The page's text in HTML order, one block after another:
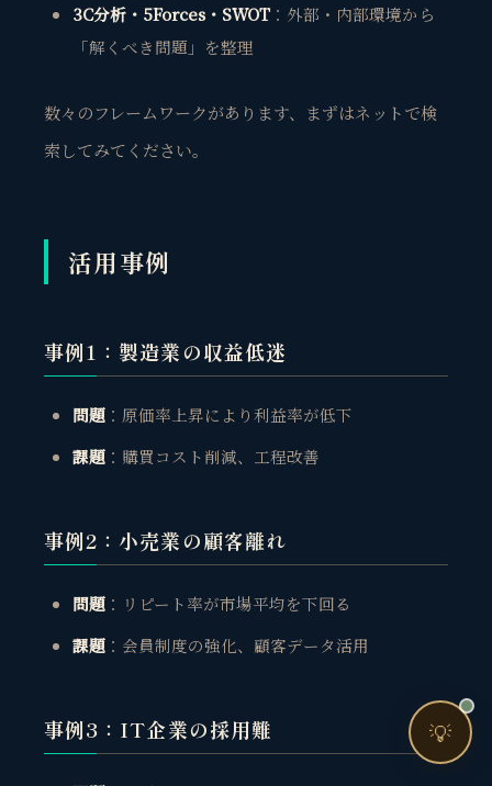
3C分析・5Forces・SWOT：外部・内部環境から
「解くべき問題」を整理
数々のフレームワークがあります、まずはネットで検
索してみてください。
活用事例
事例1：製造業の収益低迷
問題：原価率上昇により利益率が低下
課題：購買コスト削減、工程改善
事例2：小売業の顧客離れ
問題：リピート率が市場平均を下回る
課題：会員制度の強化、顧客データ活用
事例3：IT企業の採用難 💡
個人事業主・経営者・マーケターの方へ。
📈 利益を増やしたい
❤️ ファンを増やしたい
🔍 現状サイトを分析したい
🤝 コンサルティングって？